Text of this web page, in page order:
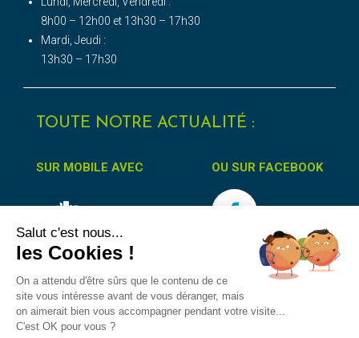
8h00 – 12h00 et 13h30 – 17h30
Mardi, Jeudi :
13h30 – 17h30
TOUTE NOTRE ACTUALITÉ :
SUR MOBILE AVEC OU SUR FACEBOOK
Accessibilité Protection des données Mentions Légales
Salut c'est nous...
les Cookies !
On a attendu d'être sûrs que le contenu de ce
site vous intéresse avant de vous déranger, mais
on aimerait bien vous accompagner pendant votre visite...
C'est OK pour vous ?